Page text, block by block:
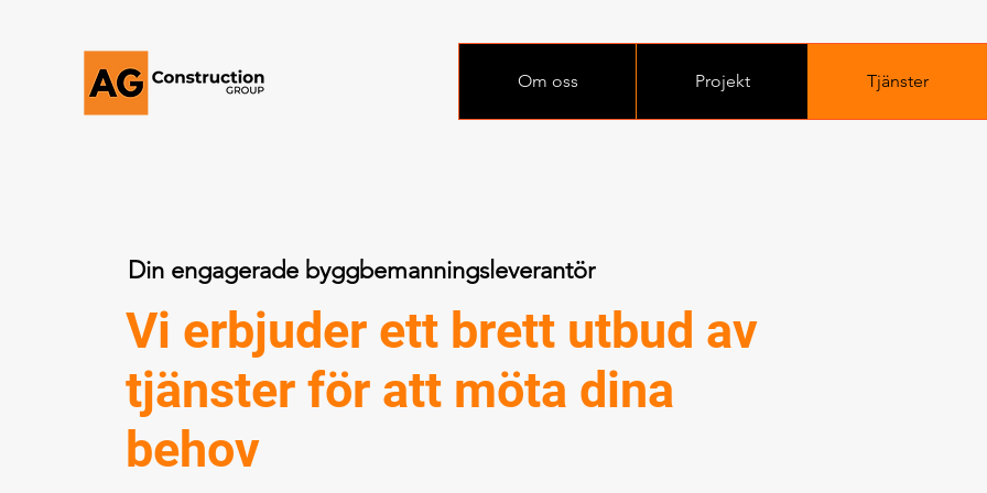
Om oss Projekt Tjänster
Din engagerade byggbemanningsleverantör
Vi erbjuder ett brett utbud av
tjänster för att möta dina
behov